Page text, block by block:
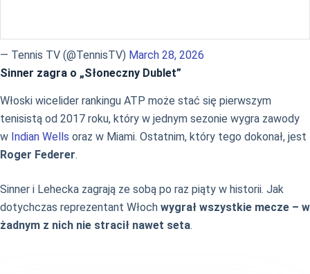
— Tennis TV (@TennisTV) March 28, 2026
Sinner zagra o „Słoneczny Dublet”
Włoski wicelider rankingu ATP może stać się pierwszym
tenisistą od 2017 roku, który w jednym sezonie wygra zawody
w Indian Wells oraz w Miami. Ostatnim, który tego dokonał, jest
Roger Federer.
Sinner i Lehecka zagrają ze sobą po raz piąty w historii. Jak
dotychczas reprezentant Włoch wygrał wszystkie mecze – w
żadnym z nich nie stracił nawet seta.